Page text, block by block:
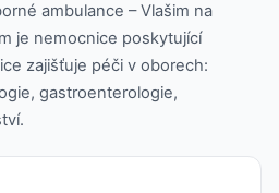
ambulance – Vlašim na
je nemocnice poskytující
zajišťuje péči v oborech:
gastroenterologie,